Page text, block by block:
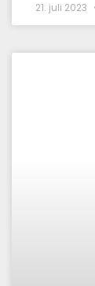
21. juli 2023